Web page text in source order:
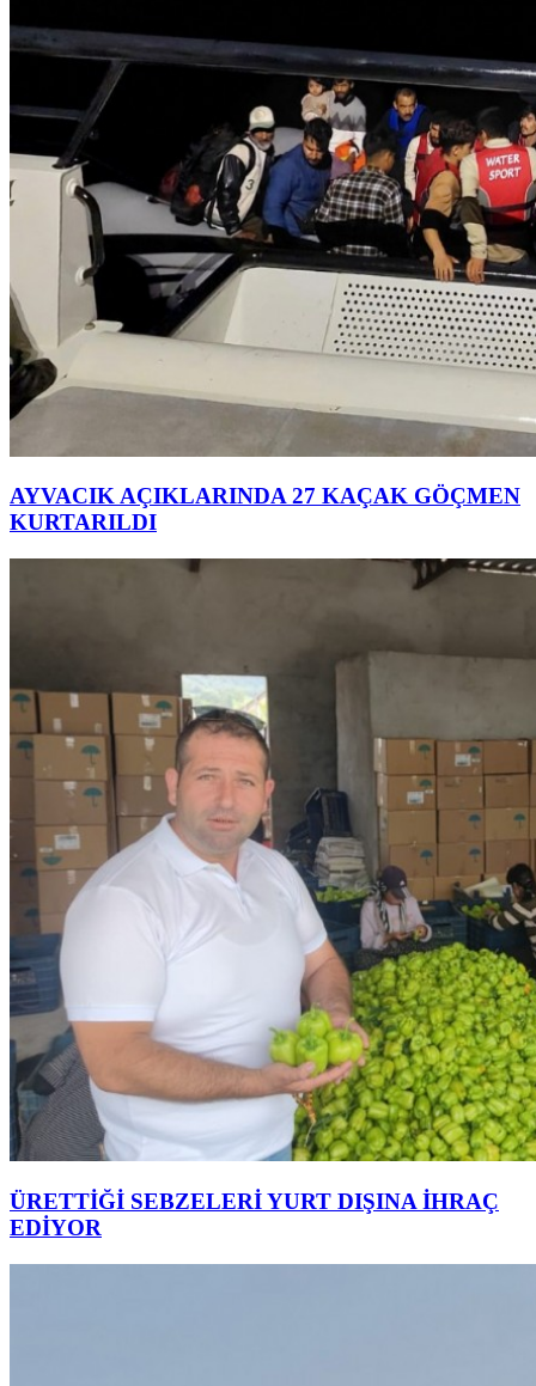
AYVACIK AÇIKLARINDA 27 KAÇAK GÖÇMEN
KURTARILDI
ÜRETTİĞİ SEBZELERİ YURT DIŞINA İHRAÇ
EDİYOR